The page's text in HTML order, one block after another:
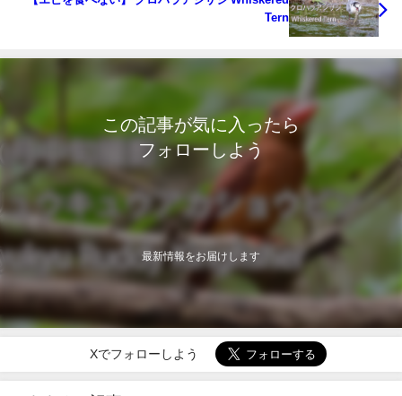
Tern
この記事が気に入ったら
フォローしよう
最新情報をお届けします
Xでフォローしよう